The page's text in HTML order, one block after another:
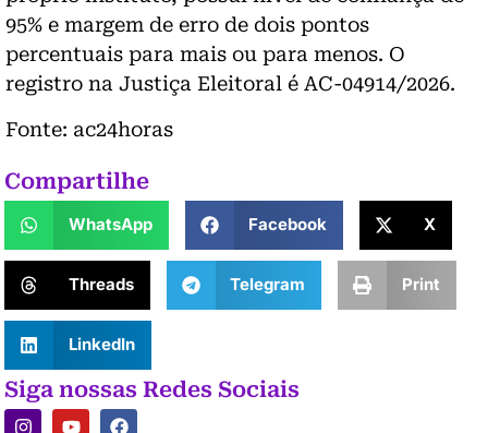
95% e margem de erro de dois pontos
percentuais para mais ou para menos. O
registro na Justiça Eleitoral é AC-04914/2026.
Fonte: ac24horas
Compartilhe
WhatsApp Facebook X
Threads Telegram Print
LinkedIn
Siga nossas Redes Sociais